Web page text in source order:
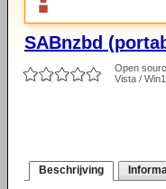
SABnzbd
Open
Vista /
Beschrijving